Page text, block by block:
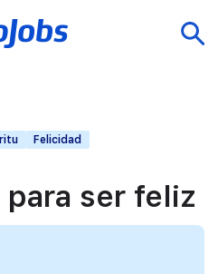
Felicidad
ser feliz